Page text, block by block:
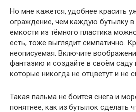
Но мне кажется, удобнее красить
ограждение, чем каждую бутылку в
емкости из тёмного пластика
есть, тоже выглядит симпатично.
неописуемая. Включите
фантазию и создайте в своём
которые никогда не отцветут и не
Такая пальма не боится снега и
понятнее, как из бутылок сделать